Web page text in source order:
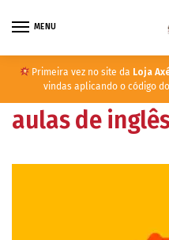
MENU
Primeira vez no site da Loja
vindas aplicando o código
aulas de